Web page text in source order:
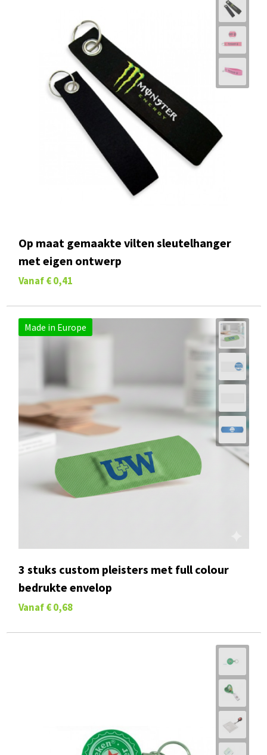
Op maat gemaakte vilten sleutelhanger
met eigen ontwerp
Vanaf € 0,41
Made in Europe
3 stuks custom pleisters met full colour
bedrukte envelop
Vanaf € 0,68